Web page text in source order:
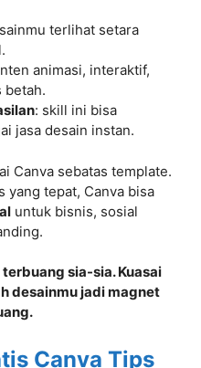
terlihat setara
animasi, interaktif,
betah.
: skill ini bisa
jasa desain instan.
Canva sebatas template.
yang tepat, Canva bisa
untuk bisnis, sosial
sia-sia. Kuasai
desainmu jadi magnet
Canva Tips